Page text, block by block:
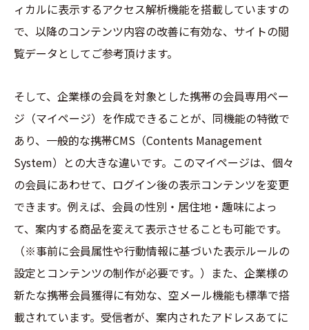
ィカルに表示するアクセス解析機能を搭載していますの
で、以降のコンテンツ内容の改善に有効な、サイトの閲
覧データとしてご参考頂けます。
そして、企業様の会員を対象とした携帯の会員専用ペー
ジ（マイページ）を作成できることが、同機能の特徴で
あり、一般的な携帯CMS（Contents Management
System）との大きな違いです。このマイページは、個々
の会員にあわせて、ログイン後の表示コンテンツを変更
できます。例えば、会員の性別・居住地・趣味によっ
て、案内する商品を変えて表示させることも可能です。
（※事前に会員属性や行動情報に基づいた表示ルールの
設定とコンテンツの制作が必要です。）また、企業様の
新たな携帯会員獲得に有効な、空メール機能も標準で搭
載されています。受信者が、案内されたアドレスあてに